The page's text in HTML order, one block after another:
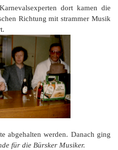
dort kamen die
Richtung mit strammer Musik
abgehalten werden. Danach ging
für die Bürsker Musiker.